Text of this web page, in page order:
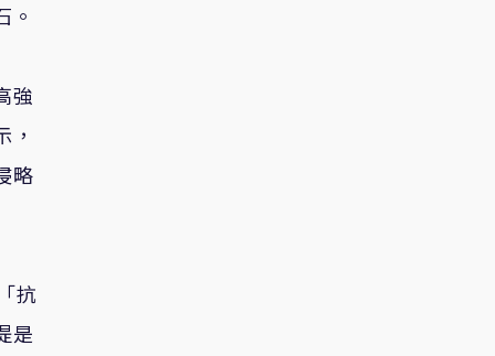
。
強
，
略
抗
是